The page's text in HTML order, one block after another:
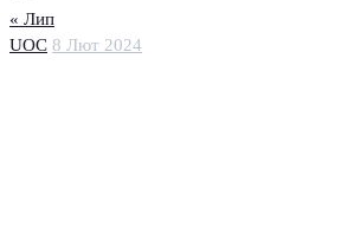
UOC 8 Лют 2024
« Лип